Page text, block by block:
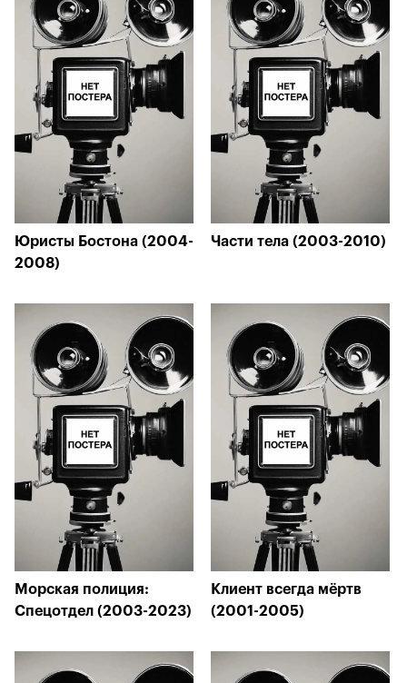
Юристы Бостона (2004-
2008)
Части тела (2003-2010)
Морская полиция:
Спецотдел (2003-2023)
Клиент всегда мёртв
(2001-2005)